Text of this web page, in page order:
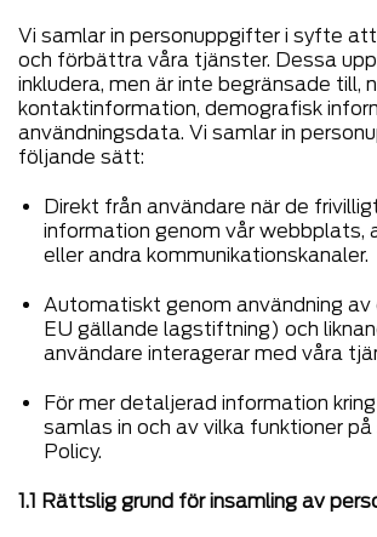
Vi samlar in personuppgifter i syfte
och förbättra våra tjänster. Dessa
inkludera, men är inte begränsade till,
kontaktinformation, demografisk
användningsdata. Vi samlar in
följande sätt:
Direkt från användare när de
information genom vår webbplats,
eller andra kommunikationskanaler.
Automatiskt genom användning
EU gällande lagstiftning) och
användare interagerar med våra
För mer detaljerad information
samlas in och av vilka funktioner
Policy.
1.1 Rättslig grund för insamling av